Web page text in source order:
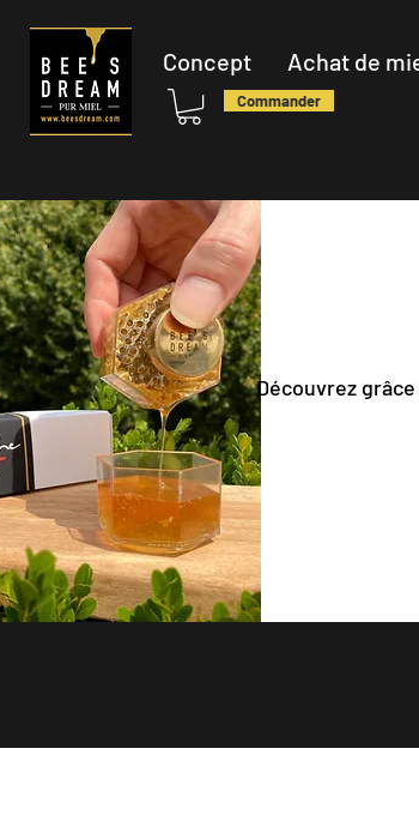
Concept Achat de
Commander
Découvrez